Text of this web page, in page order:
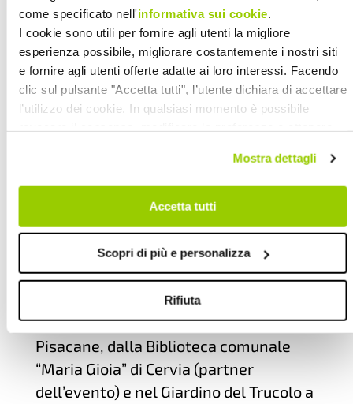
come specificato nell'informativa sui cookie.
I cookie sono utili per fornire agli utenti la migliore
esperienza possibile, migliorare costantemente i nostri siti
e fornire agli utenti offerte adatte ai loro interessi. Facendo
clic sul pulsante "Accetta tutti", l’utente dichiara di accettare
l’utilizzo dei cookie. In qualsiasi momento è possibile
su "Scopri di più e personalizza". Chiudendo questa
informativa con l’apposito tasto in alto a destra continui
Mostra dettagli
Accetta tutti
Scopri di più e personalizza
Rifiuta
Cassa di Risparmio di Cento”.
Saranno dedicate ai laboratori le
giornate di venerdì 7 e sabato 8
settembre. A partire dalle ore 17 e fino
alle 22.30 gli educatori di Coop. Cadiai
tutte le età che, partendo dai libri,
consentiranno ai partecipanti di
costruire una casa sull’albero,
strumenti musicali, disegnare e
colorare animali immaginari, inventare
libri e giocare con tanti materiali.
I laboratori saranno ospitati dalla
libreria Bubusettete in piazzetta
Pisacane, dalla Biblioteca comunale
“Maria Gioia” di Cervia (partner
dell’evento) e nel Giardino del Trucolo a